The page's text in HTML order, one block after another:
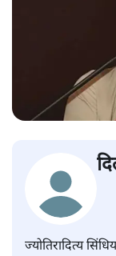
ज्योतिरादित्य